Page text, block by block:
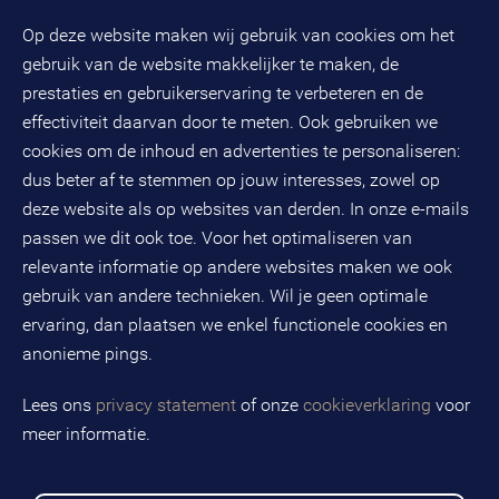
Op deze website maken wij gebruik van cookies om het
gebruik van de website makkelijker te maken, de
prestaties en gebruikerservaring te verbeteren en de
effectiviteit daarvan door te meten. Ook gebruiken we
cookies om de inhoud en advertenties te personaliseren:
dus beter af te stemmen op jouw interesses, zowel op
deze website als op websites van derden. In onze e-mails
passen we dit ook toe. Voor het optimaliseren van
relevante informatie op andere websites maken we ook
gebruik van andere technieken. Wil je geen optimale
ervaring, dan plaatsen we enkel functionele cookies en
anonieme pings.
Lees ons privacy statement of onze cookieverklaring voor
meer informatie.
Evenementen
(033) 496 52 00
Databankweg 26 D
3821 ALAmersfoort
Postbus 490
3800 AL Amersfoort
KvK-nummer: 32078667
BTW-nummer: NL808663598B01
Volg ons op social media
BMC is een geregistreerd handelsmerk van BMC groep B.V.
Copyright © 2026 BMC